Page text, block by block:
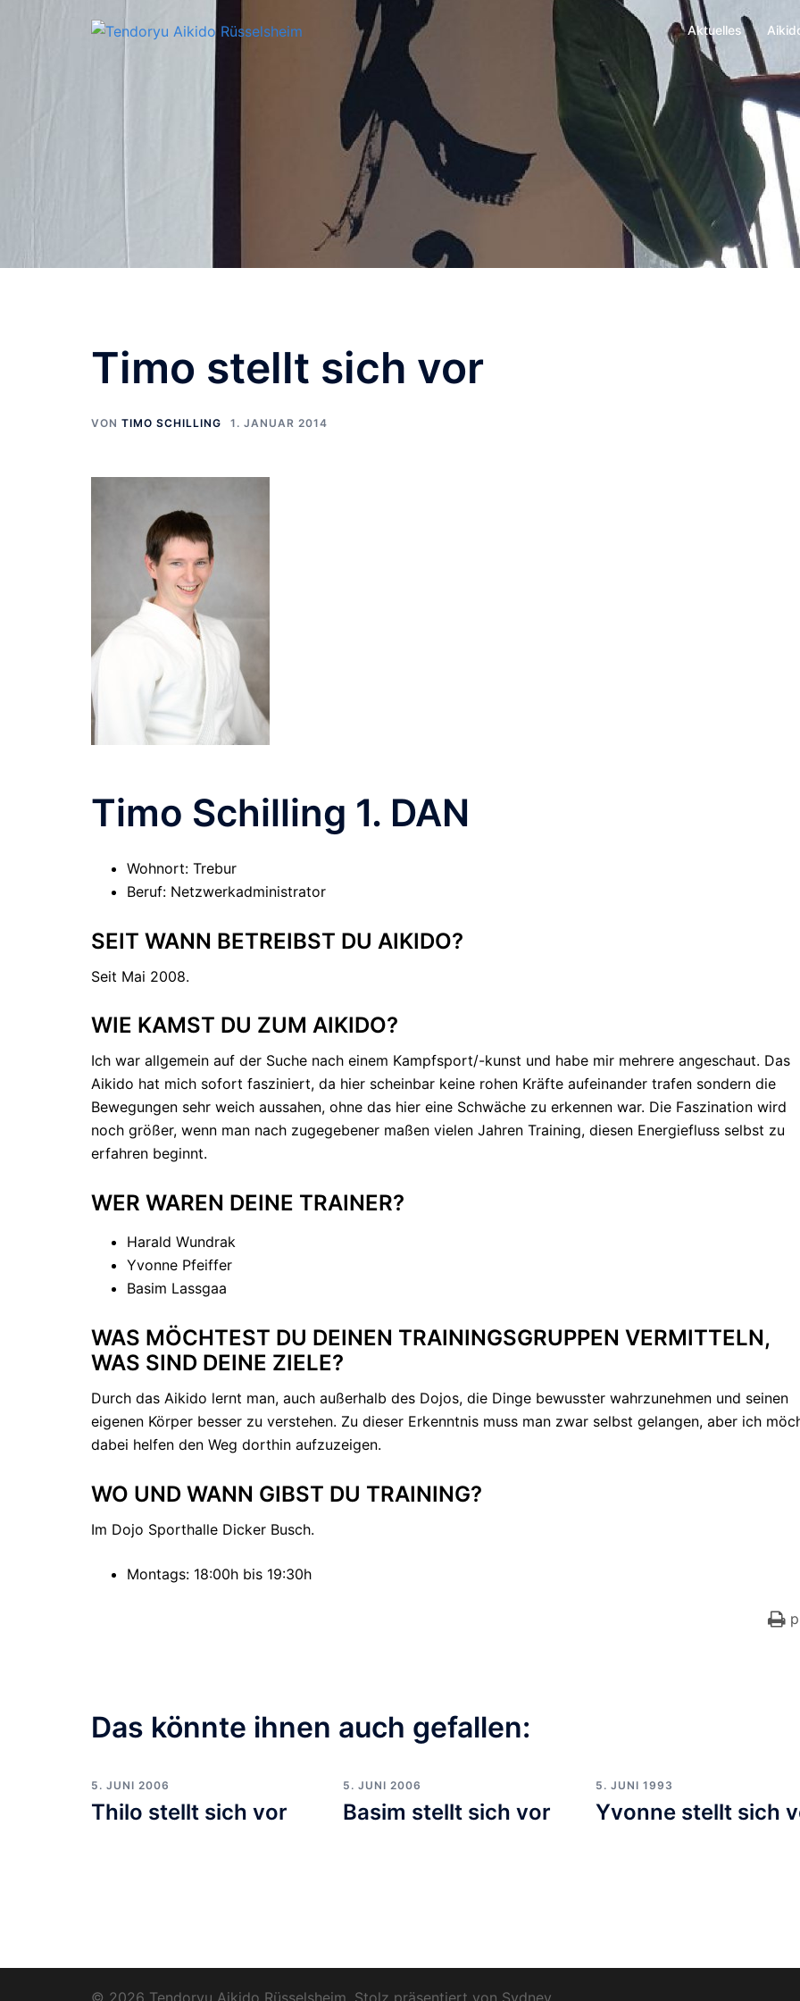
Aktuelles
Timo stellt sich vor
VON TIMO SCHILLING 1. JANUAR 2014
Timo Schilling 1. DAN
Wohnort: Trebur
Beruf: Netzwerkadministrator
SEIT WANN BETREIBST DU AIKIDO?
Seit Mai 2008.
WIE KAMST DU ZUM AIKIDO?
Ich war allgemein auf der Suche nach einem Kampfsport/-kunst und habe mir mehrere angeschaut. Das
Aikido hat mich sofort fasziniert, da hier scheinbar keine rohen Kräfte aufeinander trafen sondern die
Bewegungen sehr weich aussahen, ohne das hier eine Schwäche zu erkennen war. Die Faszination wird
noch größer, wenn man nach zugegebener maßen vielen Jahren Training, diesen Energiefluss selbst zu
erfahren beginnt.
WER WAREN DEINE TRAINER?
Harald Wundrak
Yvonne Pfeiffer
Basim Lassgaa
WAS MÖCHTEST DU DEINEN TRAININGSGRUPPEN VERMITTELN,
WAS SIND DEINE ZIELE?
Durch das Aikido lernt man, auch außerhalb des Dojos, die Dinge bewusster wahrzunehmen und seinen
eigenen Körper besser zu verstehen. Zu dieser Erkenntnis muss man zwar selbst gelangen, aber ich
dabei helfen den Weg dorthin aufzuzeigen.
WO UND WANN GIBST DU TRAINING?
Im Dojo Sporthalle Dicker Busch.
Montags: 18:00h bis 19:30h
Das könnte ihnen auch gefallen:
5. JUNI 2006
Thilo stellt sich vor
5. JUNI 2006
Basim stellt sich vor
5. JUNI 1993
Yvonne stellt sich
© 2026 Tendoryu Aikido Rüsselsheim. Stolz präsentiert von Sydney